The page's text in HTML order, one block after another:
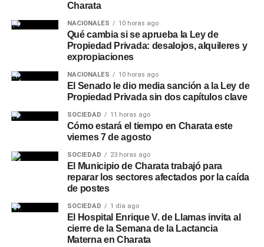
Charata
NACIONALES 10 horas ago
Qué cambia si se aprueba la Ley de
Propiedad Privada: desalojos, alquileres y
expropiaciones
NACIONALES 10 horas ago
El Senado le dio media sanción a la Ley de
Propiedad Privada sin dos capítulos clave
SOCIEDAD 11 horas ago
Cómo estará el tiempo en Charata este
viernes 7 de agosto
SOCIEDAD 23 horas ago
El Municipio de Charata trabajó para
reparar los sectores afectados por la caída
de postes
SOCIEDAD 1 día ago
El Hospital Enrique V. de Llamas invita al
cierre de la Semana de la Lactancia
Materna en Charata